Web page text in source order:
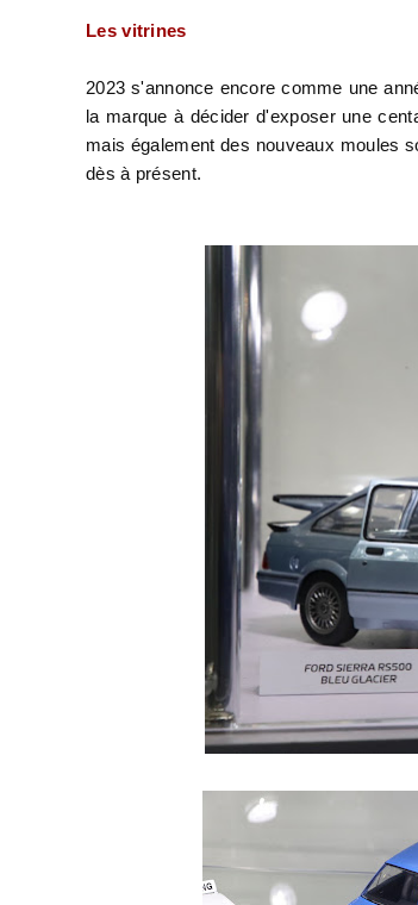
Les vitrines
2023 s'annonce encore comme une
la marque à décider d'exposer une
mais également des nouveaux moules
dès à présent.